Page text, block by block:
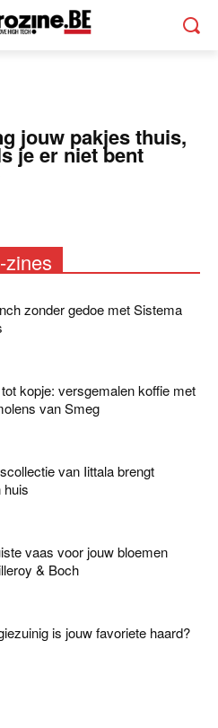
jouw pakjes thuis,
je er niet bent
zines
zonder gedoe met Sistema
kopje: versgemalen koffie met
van Smeg
van Iittala brengt
huis
vaas voor jouw bloemen
& Boch
is jouw favoriete haard?